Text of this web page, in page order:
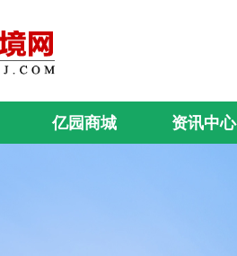
亿园商城 资讯中心